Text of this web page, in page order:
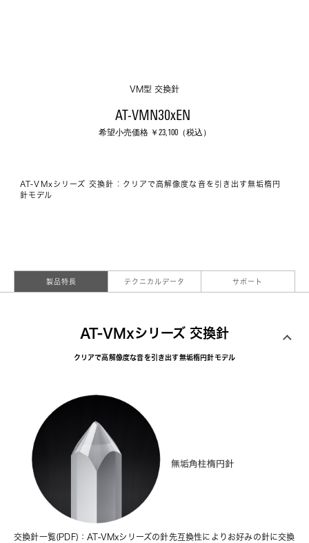
VM型 交換針
AT-VMN30xEN
希望小売価格 ￥ 23,100（税込）
AT-VMxシリーズ 交換針：クリアで高解像度な音を引き出す無垢楕円
針モデル
製品特長 テクニカルデータ サポート
AT-VMxシリーズ 交換針
クリアで高解像度な音を引き出す無垢楕円針モデル
交換針一覧(PDF)：AT-VMxシリーズの針先互換性によりお好みの針に交換